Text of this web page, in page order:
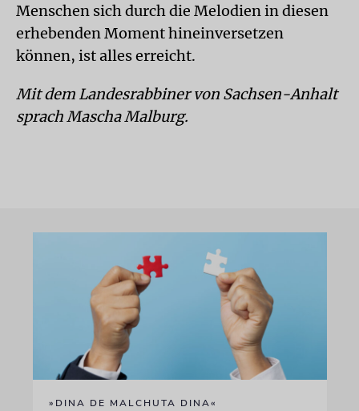
Menschen sich durch die Melodien in diesen
erhebenden Moment hineinversetzen
können, ist alles erreicht.
Mit dem Landesrabbiner von Sachsen-Anhalt
sprach Mascha Malburg.
»DINA DE MALCHUTA DINA«